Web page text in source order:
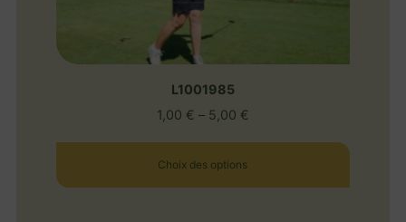
L1001985
1,00 € – 5,00 €
Choix des options